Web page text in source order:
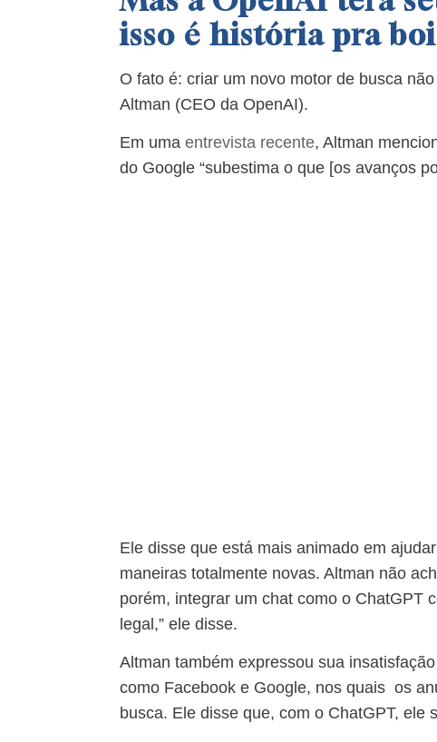
isso é história pra
O fato é: criar um novo motor de busca
Altman (CEO da OpenAI).
Em uma entrevista recente, Altman
do Google “subestima o que [os avanços
Ele disse que está mais animado em
maneiras totalmente novas. Altman não
porém, integrar um chat como o ChatGPT
legal,” ele disse.
Altman também expressou sua
como Facebook e Google, nos quais os
busca. Ele disse que, com o ChatGPT, ele